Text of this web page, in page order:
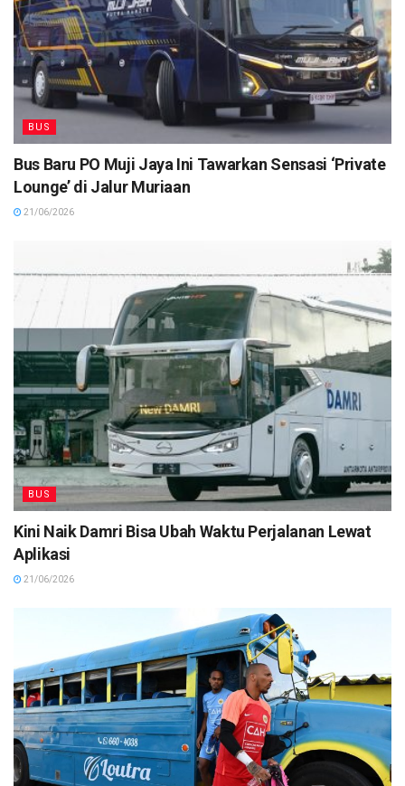
BUS
Bus Baru PO Muji Jaya Ini Tawarkan Sensasi ‘Private
Lounge’ di Jalur Muriaan
21/06/2026
BUS
Kini Naik Damri Bisa Ubah Waktu Perjalanan Lewat
Aplikasi
21/06/2026